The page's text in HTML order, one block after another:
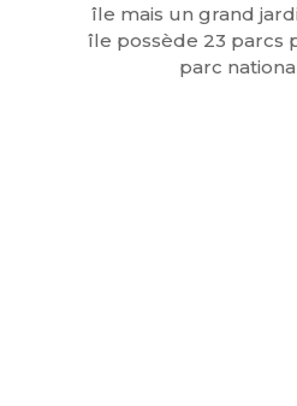
île mais un grand
île possède 23 parcs
parc